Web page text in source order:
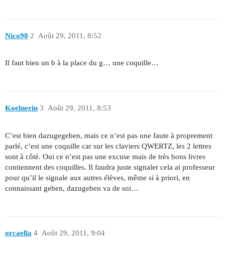
Nico90 Août 29, 2011, 8:52
2
Il faut bien un b à la place du g… une coquille…
Koelnerin Août 29, 2011, 8:53
3
C’est bien dazugegeben, mais ce n’est pas une faute à proprement
parlé, c’est une coquille car sur les claviers QWERTZ, les 2 lettres
sont à côté. Oui ce n’est pas une excuse mais de très bons livres
contiennent des coquilles. Il faudra juste signaler cela ai professeur
pour qu’il le signale aux autres élèves, même si à priori, en
connaissant geben, dazugeben va de soi…
orcaella Août 29, 2011, 9:04
4